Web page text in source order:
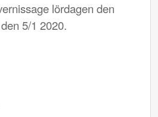
lördagen den
5/1 2020.